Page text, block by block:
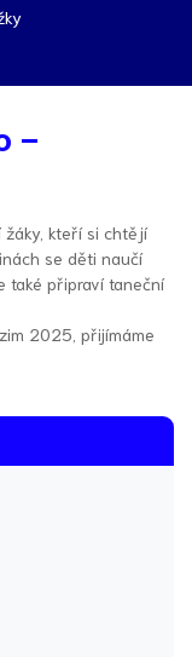
-
žáky, kteří si chtějí
se děti naučí
také připraví taneční
2025, přijímáme